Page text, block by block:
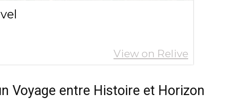
Voyage entre Histoire et Horizon